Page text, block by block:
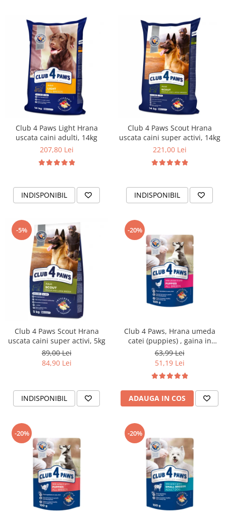
Club 4 Paws Light Hrana
uscata caini adulti, 14kg
207,80 Lei
INDISPONIBIL
Club 4 Paws Scout Hrana
uscata caini super activi, 14kg
221,00 Lei
INDISPONIBIL
-5%
Club 4 Paws Scout Hrana
uscata caini super activi, 5kg
89,00 Lei
84,90 Lei
INDISPONIBIL
-20%
Club 4 Paws, Hrana umeda
catei (puppies) , gaina in
jeleu, set 24x100g
63,99 Lei
51,19 Lei
ADAUGA IN COS
-20% -20%